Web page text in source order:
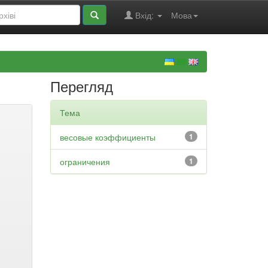
Мова
Вхід:
Перегляд
Тема
1
весовые коэффициенты
1
ограничения